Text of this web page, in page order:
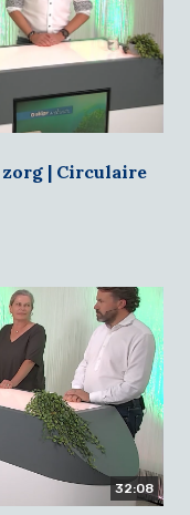
zorg | Circulaire
32:08